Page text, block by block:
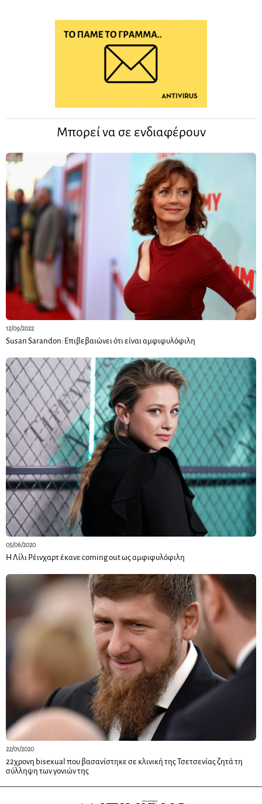
Μπορεί να σε ενδιαφέρουν
12/09/2022
Susan Sarandon: Επιβεβαιώνει ότι είναι αμφιφυλόφιλη
05/06/2020
Η Λίλι Ρέινχαρτ έκανε coming out ως αμφιφυλόφιλη
22/01/2020
22χρονη bisexual που βασανίστηκε σε κλινική της Τσετσενίας ζητά τη
σύλληψη των γονιών της